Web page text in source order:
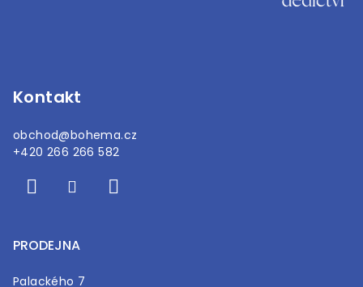
Kontakt
obchod@bohema.cz
+420 266 266 582
PRODEJNA
Palackého 7